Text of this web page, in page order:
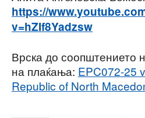
https://
v=hZIf8Yadzsw
Врска до соопштението
на плаќања: EPC072-25
Republic of North